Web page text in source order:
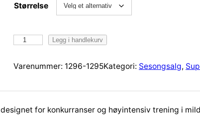
Størrelse
a
c
Legg i handlekurv
Varenummer: 1296-1295Kategori: Sesongsalg,
for konkurranser og høyintensiv trening i